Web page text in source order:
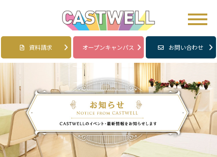
資料請求 オープンキャンパス お問い合わせ